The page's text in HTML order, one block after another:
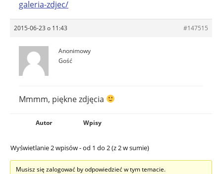
galeria-zdjec/
2015-06-23 o 11:43 #147515
Anonimowy
Gość
Mmmm, piękne zdjęcia
Autor Wpisy
Wyświetlanie 2 wpisów - od 1 do 2 (z 2 w sumie)
Musisz się zalogować by odpowiedzieć w tym temacie.